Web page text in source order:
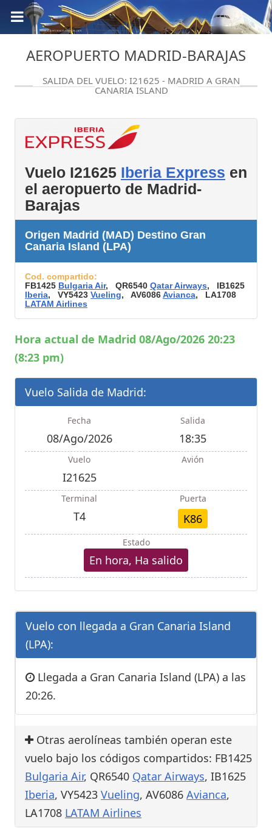
AEROPUERTO MADRID-BARAJAS
SALIDA DEL VUELO: I21625 - MADRID A GRAN
CANARIA ISLAND
Vuelo I21625 Iberia Express en
el aeropuerto de Madrid-
Barajas
Origen Madrid (MAD) Destino Gran
Canaria Island (LPA)
Cod. compartido:
FB1425 Bulgaria Air, QR6540 Qatar Airways, IB1625
Iberia, VY5423 Vueling, AV6086Avianca, LA1708
LATAM Airlines
Hora actual de Madrid 08/Ago/2026 20:23
(8:23 pm)
Vuelo Salida de Madrid:
Fecha
08/Ago/2026
Salida
18:35
Vuelo
I21625
Avión
Terminal
T4
Puerta
K86
Estado
En hora, Ha salido
Vuelo con llegada a Gran Canaria Island
(LPA):
Llegada a Gran Canaria Island (LPA) a las
20:26.
Otras aerolíneas también operan este
vuelo bajo los códigos compartidos: FB1425
Bulgaria Air, QR6540 Qatar Airways, IB1625
Iberia, VY5423 Vueling, AV6086 Avianca,
LA1708 LATAM Airlines